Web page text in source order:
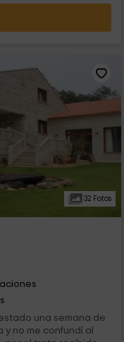
consecuencia
de avión, así que
que ibamos a ir, en la
sino más bien se
con la señora
se preocupo y se le
de salud de mi
la paga y señal me
de que se halle bien,
guardar la paga y
ella el ingreso, que
32 Fotos
una semana de
no me confundí al